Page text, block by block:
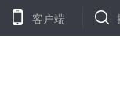
率再走高 消费者信心指
客户端